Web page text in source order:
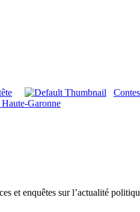
Garonne
et enquêtes sur l’actualité